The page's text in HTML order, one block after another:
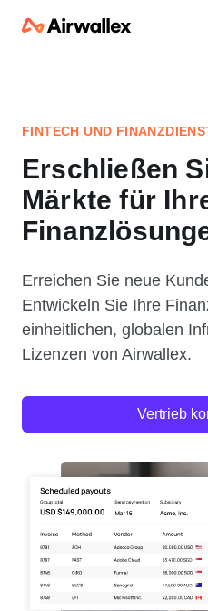
FINTECH UND
Erschließen
Märkte für
Erreichen Sie neue
Entwickeln Sie Ihre
einheitlichen, globalen
Lizenzen von Airwallex.
Vertrieb